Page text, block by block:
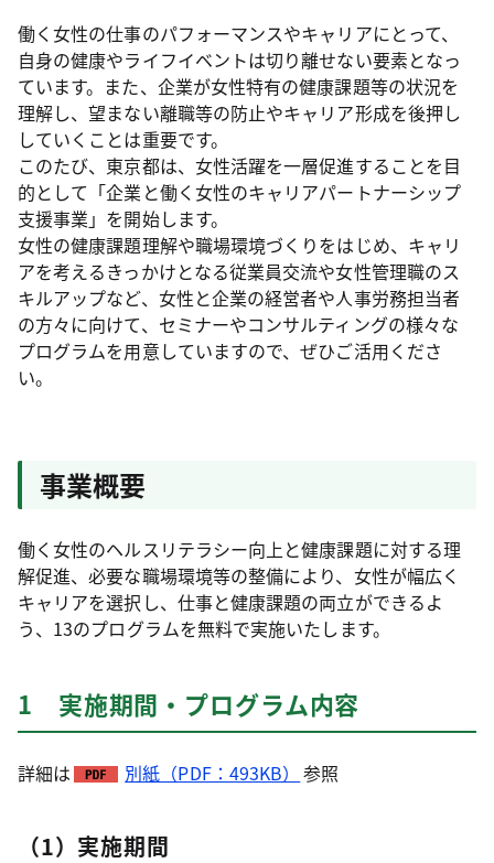
働く女性の仕事のパフォーマンスやキャリアにとって、
自身の健康やライフイベントは切り離せない要素となっ
ています。また、企業が女性特有の健康課題等の状況を
理解し、望まない離職等の防止やキャリア形成を後押し
していくことは重要です。
このたび、東京都は、女性活躍を一層促進することを目
的として「企業と働く女性のキャリアパートナーシップ
支援事業」を開始します。
女性の健康課題理解や職場環境づくりをはじめ、キャリ
アを考えるきっかけとなる従業員交流や女性管理職のス
キルアップなど、女性と企業の経営者や人事労務担当者
の方々に向けて、セミナーやコンサルティングの様々な
プログラムを用意していますので、ぜひご活用くださ
い。
事業概要
働く女性のヘルスリテラシー向上と健康課題に対する理
解促進、必要な職場環境等の整備により、女性が幅広く
キャリアを選択し、仕事と健康課題の両立ができるよ
う、13のプログラムを無料で実施いたします。
1 実施期間・プログラム内容
詳細は 別紙（PDF：493KB） 参照
（1）実施期間